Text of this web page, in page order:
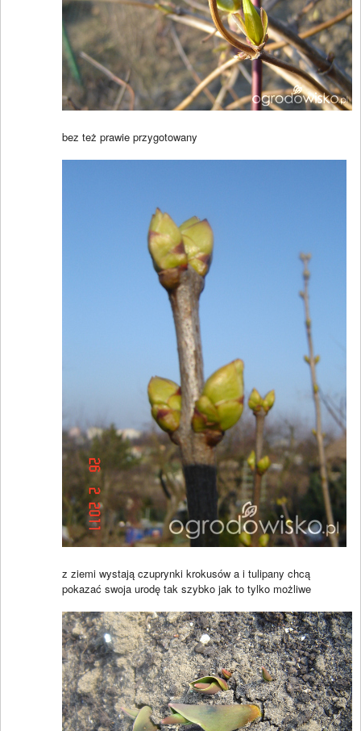
bez też prawie przygotowany
z ziemi wystają czuprynki krokusów a i tulipany chcą
pokazać swoja urodę tak szybko jak to tylko możliwe